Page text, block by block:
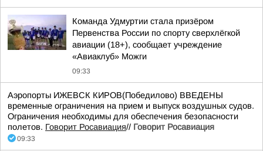
Команда Удмуртии стала призёром
Первенства России по спорту сверхлёгкой
авиации (18+), сообщает учреждение
«Авиаклуб» Можги
09:33
Аэропорты ИЖЕВСК КИРОВ(Победилово) ВВЕДЕНЫ
временные ограничения на прием и выпуск воздушных судов.
Ограничения необходимы для обеспечения безопасности
полетов. Говорит Росавиация// Говорит Росавиация
09:33